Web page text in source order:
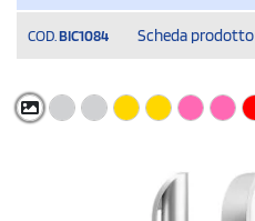
COD. BIC1084 Scheda prodotto